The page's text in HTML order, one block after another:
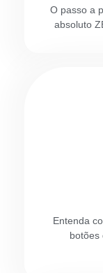
O passo a
absoluto
Entenda
botões